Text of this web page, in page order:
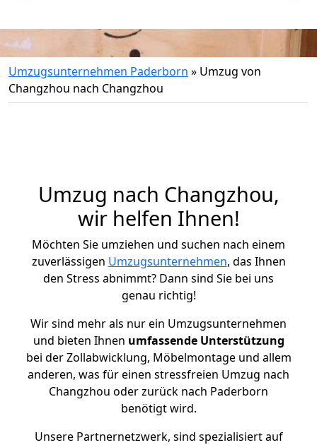
Umzugsunternehmen Paderborn » Umzug von
Changzhou nach Changzhou
Umzug nach Changzhou,
wir helfen Ihnen!
Möchten Sie umziehen und suchen nach einem
zuverlässigen Umzugsunternehmen, das Ihnen
den Stress abnimmt? Dann sind Sie bei uns
genau richtig!
Wir sind mehr als nur ein Umzugsunternehmen
und bieten Ihnen umfassende Unterstützung
bei der Zollabwicklung, Möbelmontage und allem
anderen, was für einen stressfreien Umzug nach
Changzhou oder zurück nach Paderborn
benötigt wird.
Unsere Partnernetzwerk, sind spezialisiert auf